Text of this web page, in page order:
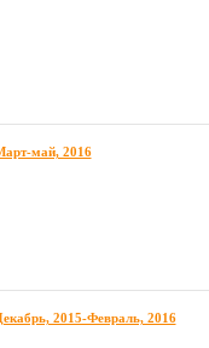
май, 2016
2015-Февраль, 2016